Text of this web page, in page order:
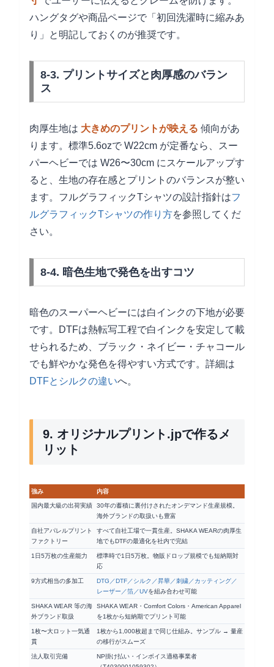
ハングタグや商品ページで「初回洗濯時に縮みあ
り」と明記しておくのが推奨です。
8-3. プリントサイズと肉厚感のバラン
ス
肉厚生地は 大きめのプリントが映える 傾向があ
ります。標準5.6ozで W22cm が定番なら、スー
パーヘビーでは W26〜30cm にスケールアップす
ると、生地の存在感とプリントのバランスが整い
ます。フルグラフィックTシャツの設計指針はフ
ルグラフィックTシャツの作り方を参照してくだ
さい。
8-4. 暗色生地で発色を出すコツ
暗色のスーパーヘビーには白インクの下地が必要
です。DTFは熱転写工程で白インクを安定して載
せられるため、ブラック・ネイビー・チャコール
でも鮮やかな発色を得やすい方式です。詳細は
DTFとシルクの違いへ。
9. オリジナルプリント.jpで作るメ
リット
強み 内容
国内最大級の出荷実績
30年の蓄積に裏付けされたオンデマンド生産規模。
海外ブランドの取扱いも豊富
自社アパレルプリント
ファクトリー
すべて自社工場で一貫生産。SHAKA WEARの肉厚生
地でもDTFの最適化を社内で完結
1日5万枚の生産能力
標準時で1日5万枚。物販ドロップ規模でも短納期対
応
9方式相当の多加工
DTG／DTF／シルク／昇華／刺繍／カッティング／
レーザー／箔／UVを組み合わせ可能
SHAKA WEAR 等の海
外ブランド取扱
SHAKA WEAR・Comfort Colors・American Apparel
を1枚から短納期でプリント可能
1枚〜大ロット一気通
貫
1枚から1,000枚超まで同じ仕組み。サンプル → 量産
の移行がスムーズ
法人取引完備
NP掛け払い・インボイス適格事業者